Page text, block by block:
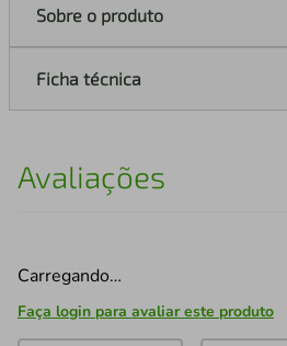
Sobre o produto
Ficha técnica
Avaliações
Carregando…
Faça login para avaliar este produto